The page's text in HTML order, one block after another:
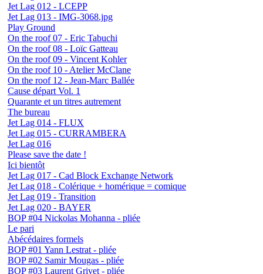
Jet Lag 012 - LCEPP
Jet Lag 013 - IMG-3068.jpg
Play Ground
On the roof 07 - Eric Tabuchi
On the roof 08 - Loïc Gatteau
On the roof 09 - Vincent Kohler
On the roof 10 - Atelier McClane
On the roof 12 - Jean-Marc Ballée
Cause départ Vol. 1
Quarante et un titres autrement
The bureau
Jet Lag 014 - FLUX
Jet Lag 015 - CURRAMBERA
Jet Lag 016
Please save the date !
Ici bientôt
Jet Lag 017 - Cad Block Exchange Network
Jet Lag 018 - Colérique + homérique = comique
Jet Lag 019 - Transition
Jet Lag 020 - BAYER
BOP #04 Nickolas Mohanna - pliée
Le pari
Abécédaires formels
BOP #01 Yann Lestrat - pliée
BOP #02 Samir Mougas - pliée
BOP #03 Laurent Grivet - pliée